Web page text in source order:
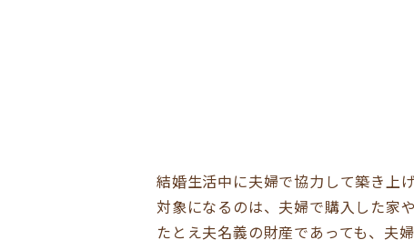
結婚生活中に夫婦で協力して築き上
対象になるのは、夫婦で購入した家
たとえ夫名義の財産であっても、夫